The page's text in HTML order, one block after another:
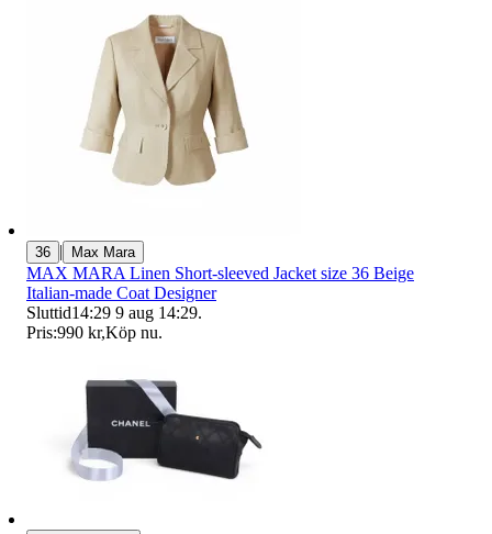
36 | Max Mara
MAX MARA Linen Short-sleeved Jacket size 36 Beige
Italian-made Coat Designer
Sluttid14:29 9 aug 14:29.
Pris:990 kr,Köp nu.